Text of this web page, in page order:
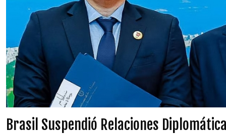
Brasil Suspendió Relaciones